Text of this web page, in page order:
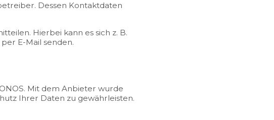
Dessen Kontaktdaten
Hierbei kann es sich z. B.
E-Mail senden.
Mit dem Anbieter wurde
Ihrer Daten zu gewährleisten.